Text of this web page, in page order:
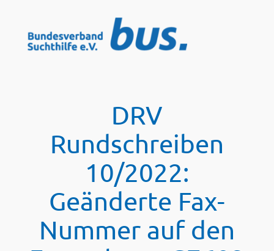
springen
DRV
Rundschreiben
10/2022:
Geänderte Fax-
Nummer auf den